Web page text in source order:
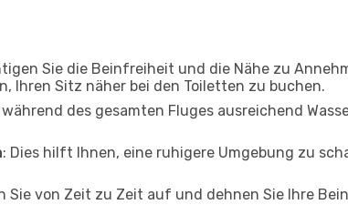
Sie die Beinfreiheit und die Nähe zu
Ihren Sitz näher bei den Toiletten zu buchen.
des gesamten Fluges ausreichend
: Dies hilft Ihnen, eine ruhigere Umgebung zu
Sie von Zeit zu Zeit auf und dehnen Sie Ihre